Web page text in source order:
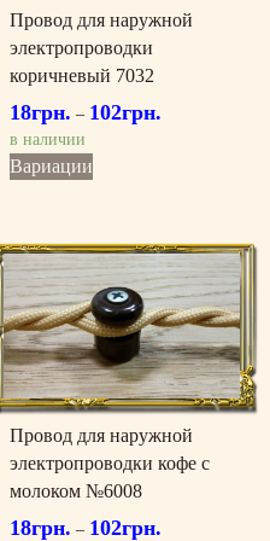
товара.
Провод для наружной
электропроводки
коричневый 7032
18грн. – 102грн.
в наличии
Вариации
несколько
вариаций.
Опции
можно
выбрать
на
странице
товара.
Провод для наружной
электропроводки кофе с
молоком №6008
18грн. – 102грн.